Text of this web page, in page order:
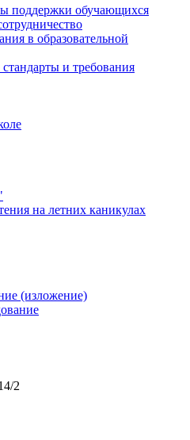
поддержки обучающихся
в образовательной
и требования
на летних каникулах
(изложение)
2